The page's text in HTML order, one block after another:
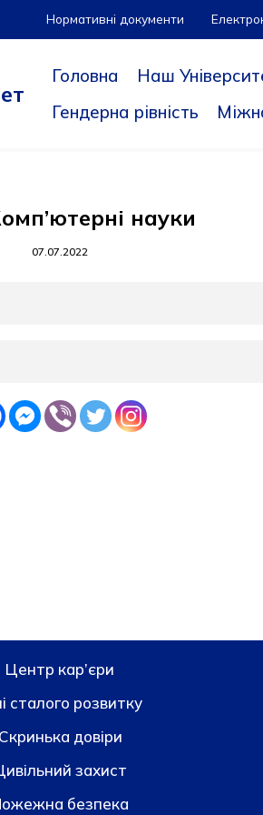
Нормативні документи
Головна Наш
Гендерна рівність
науки
07.07.2022
Центр кар’єри
сталого розвитку
Скринька довiри
захист
безпека